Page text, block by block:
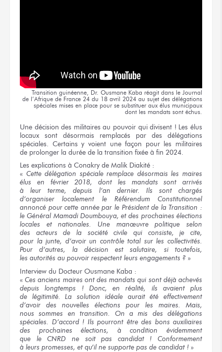
Transition guinéenne, Dr. Ousmane Kaba réagit dans le Journal
de l’Afrique de France 24 du 18 avril 2024 au sujet des délégations
spéciales mises en place pour se substituer aux élus municipaux
dont les mandats sont échus.
Une décision des militaires au pouvoir qui divisent ! Les élus
locaux sont désormais remplacés par des délégations
spéciales. Certainsy voient une façon pour les militaires
de prolonger la durée de la transition fixée à fin 2024.
Les explications à Conakry de Malik Diakité :
« Cette délégation spéciale remplace désormaisles maires
élus en février2018, dont les mandats
sont arrivés
à leur terme, depuis l’an dernier. Ils sontchargés
d’organiser localement le Référendum Constitutionnel
annoncé pour cette annéepar le Président de la Transition :
le Général Mamadi Doumbouya,et des prochaines élections
locales et nationales. Une manœuvrepolitique selon
des acteurs
de la sociétécivilequi consiste,
je cite,
pour la junte, d’avoirun contrôletotal sur les collectivités.
Pour d’autres, la décision est salutaire, si toutefois,
les autorités au pouvoir respectent leurs engagements ? »
Interview du Docteur Ousmane Kaba :
«Ces anciens maires ontdes mandats qui sont déjà achevés
depuis longtemps !Donc, en réalité, ils avaientplus
de légitimité.
La solution idéale aurait été effectivement
d’avoir des nouvelles élections pour les maires.
Mais,
nous sommes
en transition. On a mis des délégations
spéciales. D’accord ! Ils pourront être des bons auxiliaires
des prochaines élections, à condition évidemment
que le CNRD
ne soit pas candidat ! Conformement
à leurs promesses, et qu’il ne supporte pas de candidat ! »